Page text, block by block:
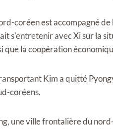
coréen est accompagné
s'entretenir avec Xi sur la
que la coopération
Kim a quitté
coréens.
une ville frontalière du